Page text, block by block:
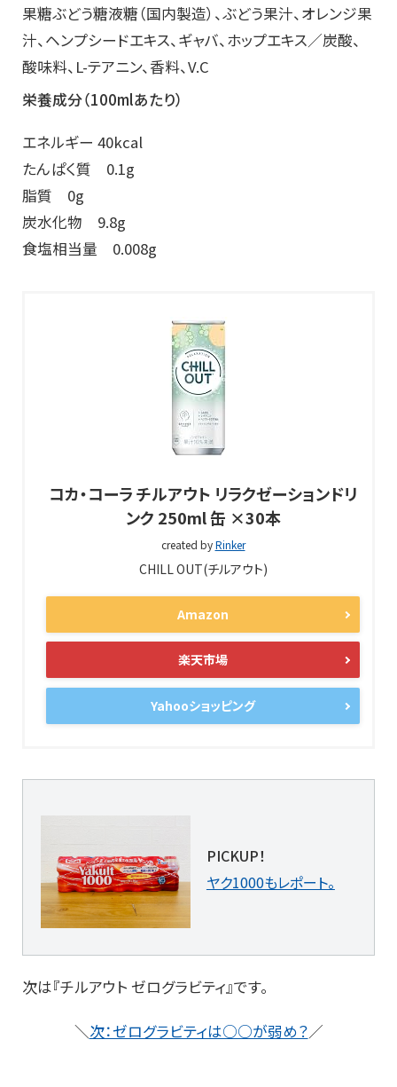
果糖ぶどう糖液糖（国内製造）、ぶどう果汁、オレンジ果
汁、ヘンプシードエキス、ギャバ、ホップエキス／炭酸、
酸味料、L-テアニン、香料、V.C
栄養成分（100mlあたり）
エネルギー 40kcal
たんぱく質 0.1g
脂質 0g
炭水化物 9.8g
食塩相当量 0.008g
コカ・コーラ チルアウト リラクゼーションドリ
ンク 250ml 缶 ×30本
created byRinker
CHILL OUT(チルアウト)
Amazon
楽天市場
Yahooショッピング
PICKUP！
ヤク1000もレポート。
次は『チルアウト ゼログラビティ』です。
＼次：ゼログラビティは○○が弱め？／